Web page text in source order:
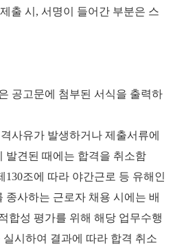
출 시, 서명이 들어간 부분은 스
공고문에 첨부된 서식을 출력하
사유가 발생하거나 제출서류에
발견된 때에는 합격을 취소함
130조에 따라 야간근로 등 유해인
종사하는 근로자 채용 시에는 배
합성 평가를 위해 해당 업무수행
시하여 결과에 따라 합격 취소